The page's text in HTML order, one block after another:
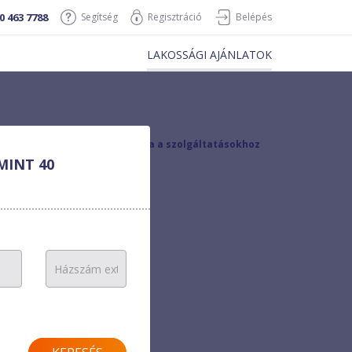
463 7788 Segítség Regisztráció Belépés
LAKOSSÁGI AJÁNLATOK
vissza a szolgáltatásokhoz
40